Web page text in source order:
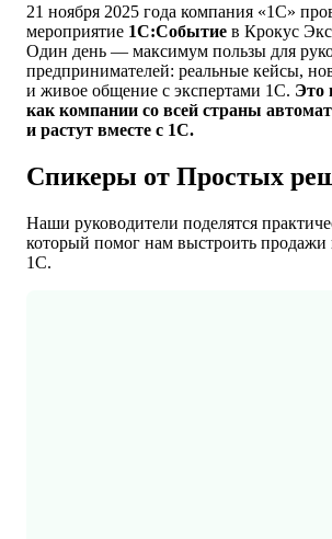
21 ноября 2025 года компания «1С»
мероприятие 1С:Событие в Крокус
Один день — максимум пользы для
предпринимателей: реальные кейсы,
и живое общение с экспертами 1С. Это
как компании со всей страны
и растут вместе с 1С.
Спикеры от Простых
Наши руководители поделятся
который помог нам выстроить продажи
1С.